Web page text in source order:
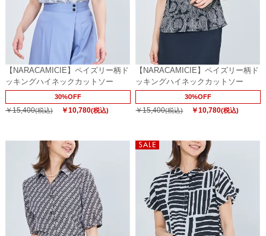
【NARACAMICIE】ペイズリー柄ド
ッキングハイネックカットソー
30%OFF
￥15,400(税込) ￥10,780(税込)
【NARACAMICIE】ペイズリー柄ド
ッキングハイネックカットソー
30%OFF
￥15,400(税込) ￥10,780(税込)